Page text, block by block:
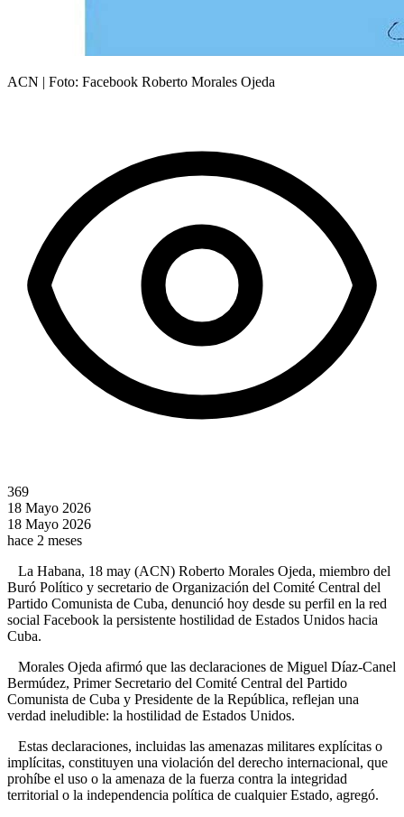
ACN | Foto: Facebook Roberto Morales Ojeda
369
18 Mayo 2026
18 Mayo 2026
hace 2 meses
La Habana, 18 may (ACN) Roberto Morales Ojeda, miembro del
Buró Político y secretario de Organización del Comité Central del
Partido Comunista de Cuba, denunció hoy desde su perfil en la red
social Facebook la persistente hostilidad de Estados Unidos hacia
Cuba.
Morales Ojeda afirmó que las declaraciones de Miguel Díaz-Canel
Bermúdez, Primer Secretario del Comité Central del Partido
Comunista de Cuba y Presidente de la República, reflejan una
verdad ineludible: la hostilidad de Estados Unidos.
Estas declaraciones, incluidas las amenazas militares explícitas o
implícitas, constituyen una violación del derecho internacional, que
prohíbe el uso o la amenaza de la fuerza contra la integridad
territorial o la independencia política de cualquier Estado, agregó.